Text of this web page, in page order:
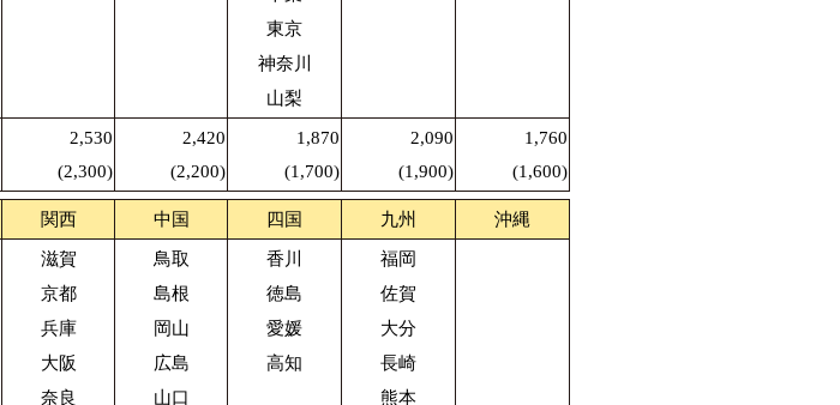
東京
神奈川
山梨
2,530
(2,300)
2,420
(2,200)
1,870
(1,700)
2,090
(1,900)
1,760
(1,600)
関西 中国 四国 九州 沖縄
滋賀
京都
兵庫
大阪
奈良
鳥取
島根
岡山
広島
山口
香川
徳島
愛媛
高知
福岡
佐賀
大分
長崎
熊本